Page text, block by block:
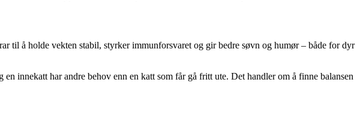
til å holde vekten stabil, styrker immunforsvaret og gir bedre søvn og humør – både for dyr
innekatt har andre behov enn en katt som får gå fritt ute. Det handler om å finne balansen